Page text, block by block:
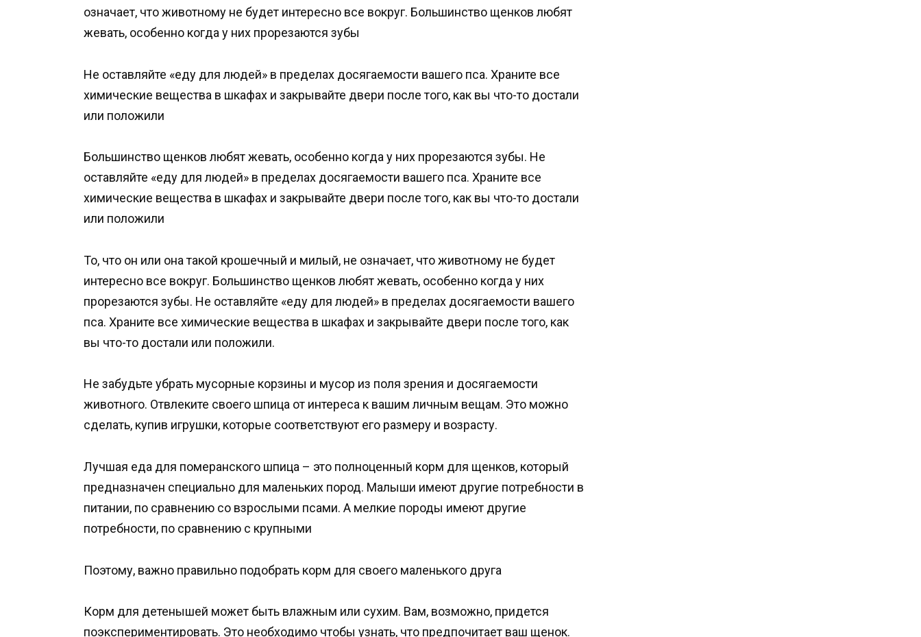
означает, что животному не будет интересно все вокруг. Большинство щенков любят
жевать, особенно когда у них прорезаются зубы
Не оставляйте «еду для людей» в пределах досягаемости вашего пса. Храните все
химические вещества в шкафах и закрывайте двери после того, как вы что-то достали
или положили
Большинство щенков любят жевать, особенно когда у них прорезаются зубы. Не
оставляйте «еду для людей» в пределах досягаемости вашего пса. Храните все
химические вещества в шкафах и закрывайте двери после того, как вы что-то достали
или положили
То, что он или она такой крошечный и милый, не означает, что животному не будет
интересно все вокруг. Большинство щенков любят жевать, особенно когда у них
прорезаются зубы. Не оставляйте «еду для людей» в пределах досягаемости вашего
пса. Храните все химические вещества в шкафах и закрывайте двери после того, как
вы что-то достали или положили.
Не забудьте убрать мусорные корзины и мусор из поля зрения и досягаемости
животного. Отвлеките своего шпица от интереса к вашим личным вещам. Это можно
сделать, купив игрушки, которые соответствуют его размеру и возрасту.
Лучшая еда для померанского шпица – это полноценный корм для щенков, который
предназначен специально для маленьких пород. Малыши имеют другие потребности в
питании, по сравнению со взрослыми псами. А мелкие породы имеют другие
потребности, по сравнению с крупными
Поэтому, важно правильно подобрать корм для своего маленького друга
Корм для детенышей может быть влажным или сухим. Вам, возможно, придется
поэкспериментировать. Это необходимо чтобы узнать, что предпочитает ваш щенок.